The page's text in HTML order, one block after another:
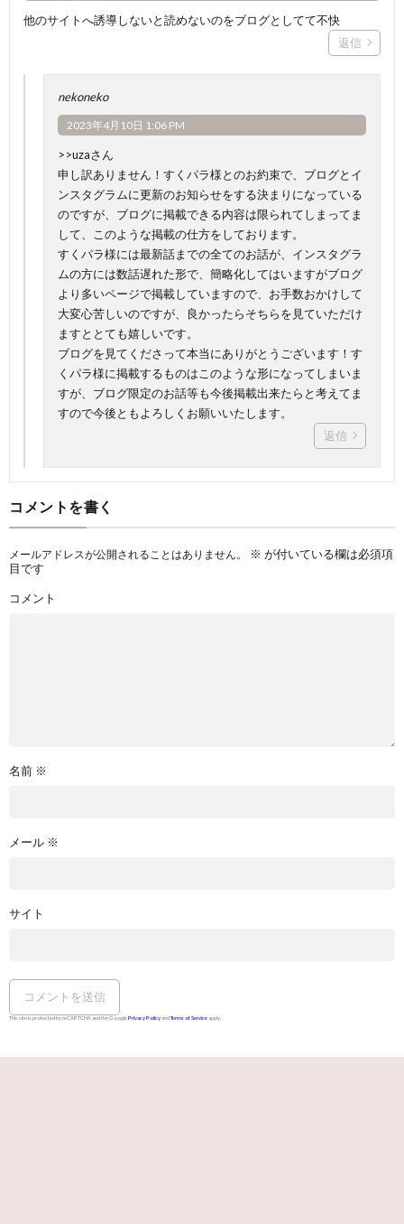
他のサイトへ誘導しないと読めないのをブログとしてて不快
返信
nekoneko
2023年4月10日 1:06 PM
>>uzaさん
申し訳ありません！すくパラ様とのお約束で、ブログとイ
ンスタグラムに更新のお知らせをする決まりになっている
のですが、ブログに掲載できる内容は限られてしまってま
して、このような掲載の仕方をしております。
すくパラ様には最新話までの全てのお話が、インスタグラ
ムの方には数話遅れた形で、簡略化してはいますがブログ
より多いページで掲載していますので、お手数おかけして
大変心苦しいのですが、良かったらそちらを見ていただけ
ますととても嬉しいです。
ブログを見てくださって本当にありがとうございます！す
くパラ様に掲載するものはこのような形になってしまいま
すが、ブログ限定のお話等も今後掲載出来たらと考えてま
すので今後ともよろしくお願いいたします。
返信
コメントを書く
メールアドレスが公開されることはありません。 ※ が付いている欄は必須項
目です
コメント
名前 ※
メール ※
サイト
This site is protected by reCAPTCHA and the GooglePrivacy Policy andTerms of Service apply.